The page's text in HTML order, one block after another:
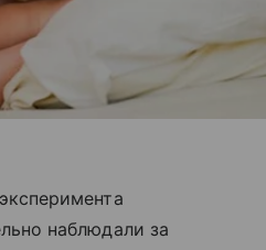
наблюдали за